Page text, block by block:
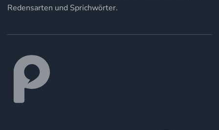
Redensarten und Sprichwörter.